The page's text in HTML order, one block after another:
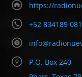
https://
+52 834189
P.O. Box 240